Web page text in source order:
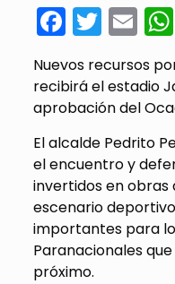
Twitter
Nuevos recursos
recibirá el estadio
aprobación del
El alcalde Pedrito
el encuentro y
invertidos en
escenario
importantes para
Paranacionales
próximo.